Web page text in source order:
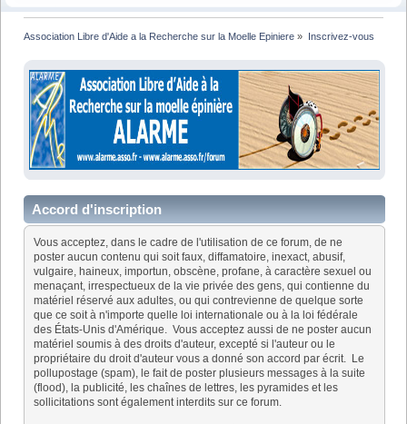
Association Libre d'Aide a la Recherche sur la Moelle Epiniere » Inscrivez-vous
Accord d'inscription
Vous acceptez, dans le cadre de l'utilisation de ce forum, de ne
poster aucun contenu qui soit faux, diffamatoire, inexact, abusif,
vulgaire, haineux, importun, obscène, profane, à caractère sexuel ou
menaçant, irrespectueux de la vie privée des gens, qui contienne du
matériel réservé aux adultes, ou qui contrevienne de quelque sorte
que ce soit à n'importe quelle loi internationale ou à la loi fédérale
des États-Unis d'Amérique. Vous acceptez aussi de ne poster aucun
matériel soumis à des droits d'auteur, excepté si l'auteur ou le
propriétaire du droit d'auteur vous a donné son accord par écrit. Le
pollupostage (spam), le fait de poster plusieurs messages à la suite
(flood), la publicité, les chaînes de lettres, les pyramides et les
sollicitations sont également interdits sur ce forum.